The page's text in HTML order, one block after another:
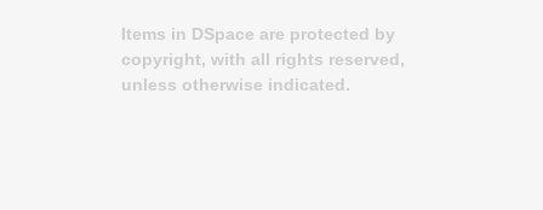
Items in DSpace are protected by
copyright, with all rights reserved,
unless otherwise indicated.